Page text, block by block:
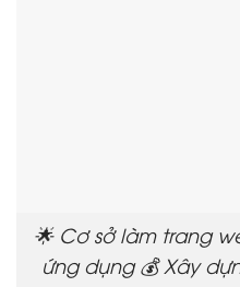
🌟 Cơ sở làm trang
ứng dụng 💰 Xây